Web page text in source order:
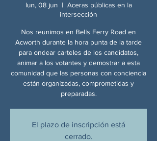
lun, 08 jun
  |
Aceras públicas en la
intersección
Nos reunimos en Bells Ferry Road en
Acworth durante la hora punta de la tarde
para ondear carteles de los candidatos,
animar a los votantes y demostrar a esta
comunidad que las personas con conciencia
están organizadas, comprometidas y
preparadas.
El plazo de inscripción está
cerrado.